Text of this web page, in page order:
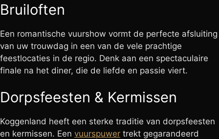
Bruiloften
Een romantische vuurshow vormt de perfecte afsluiting
van uw trouwdag in een van de vele prachtige
feestlocaties in de regio. Denk aan een spectaculaire
finale na het diner, die de liefde en passie viert.
Dorpsfeesten & Kermissen
Koggenland heeft een sterke traditie van dorpsfeesten
en kermissen. Een vuurspuwer trekt gegarandeerd